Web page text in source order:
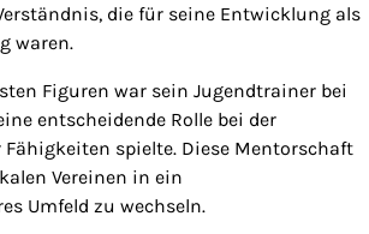
die für seine Entwicklung als
waren.
Figuren war sein Jugendtrainer bei
entscheidende Rolle bei der
Fähigkeiten spielte. Diese Mentorschaft
Vereinen in ein
Umfeld zu wechseln.